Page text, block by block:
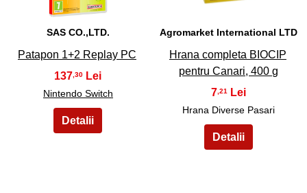
SAS CO.,LTD.
Patapon 1+2 Replay PC
137,30
Nintendo Switch
Agromarket International LTD
Hrana completa BIOCIP
pentru Canari, 400 g
7,21
Hrana Diverse Pasari